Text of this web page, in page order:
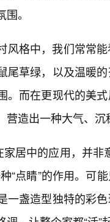
。
风格中，我们常常
尾草绿，以及温暖
。而在更现代的美
造出一种大气、沉
家居中的应用，并
“点睛”的作用。可
一盏造型独特的彩